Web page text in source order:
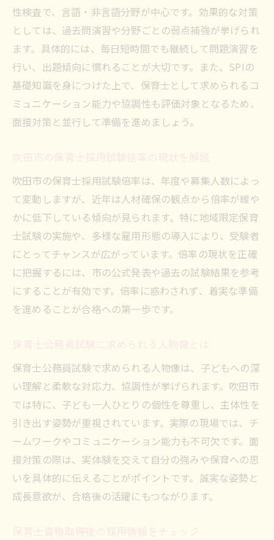
性検査で、言語・非言語分野が中心です。効果的な対策
としては、過去問演習や分野ごとの弱点補強が挙げられ
ます。具体的には、毎日短時間でも継続して問題演習を
行い、出題傾向に慣れることが大切です。また、SPIの
基礎知識を身につけた上で、保育士として求められるコ
ミュニケーション能力や協調性も評価対象となるため、
面接対策と並行して準備を進めましょう。
吹田市の保育士採用試験倍率の現状を解説
吹田市の保育士採用試験倍率は、年度や募集人数によっ
て変動しますが、近年は人材確保の観点から倍率が緩や
かに低下している傾向が見られます。特に地域限定保育
士試験の実施や、多様な雇用形態の導入により、受験者
にとってチャンスが広がっています。倍率の現状を正確
に把握するには、市の公式発表や過去の試験結果を参考
にすることが有効です。倍率に惑わされず、着実な準備
を進めることが合格への第一歩です。
保育士公務員試験に求められる人物像とは
保育士公務員試験で求められる人物像は、子どもへの深
い理解と柔軟な対応力、協調性が挙げられます。吹田市
では特に、子ども一人ひとりの個性を尊重し、主体性を
引き出す姿勢が重視されています。実際の現場では、チ
ームワークやコミュニケーション能力も不可欠です。面
接対策の際は、実体験を交えて自分の強みや保育への思
いを具体的に伝えることがポイントです。誠実な姿勢と
成長意欲が、合格後の活躍にもつながります。
保育士資格取得後の採用情報をチェック